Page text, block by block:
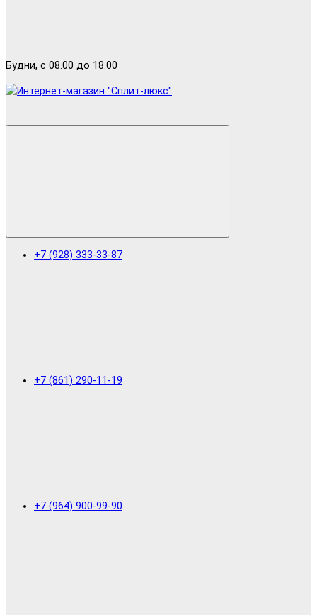
Будни, с 08.00 до 18.00
+7 (928) 333-33-87
+7 (861) 290-11-19
+7 (964) 900-99-90